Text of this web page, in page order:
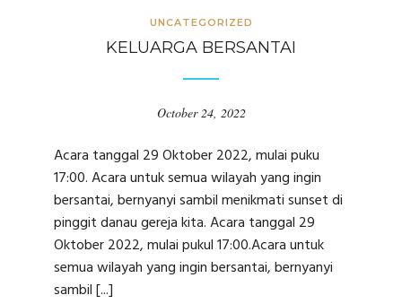
UNCATEGORIZED
KELUARGA BERSANTAI
October 24, 2022
Acara tanggal 29 Oktober 2022, mulai puku
17:00. Acara untuk semua wilayah yang ingin
bersantai, bernyanyi sambil menikmati sunset di
pinggit danau gereja kita. Acara tanggal 29
Oktober 2022, mulai pukul 17:00.Acara untuk
semua wilayah yang ingin bersantai, bernyanyi
sambil [...]